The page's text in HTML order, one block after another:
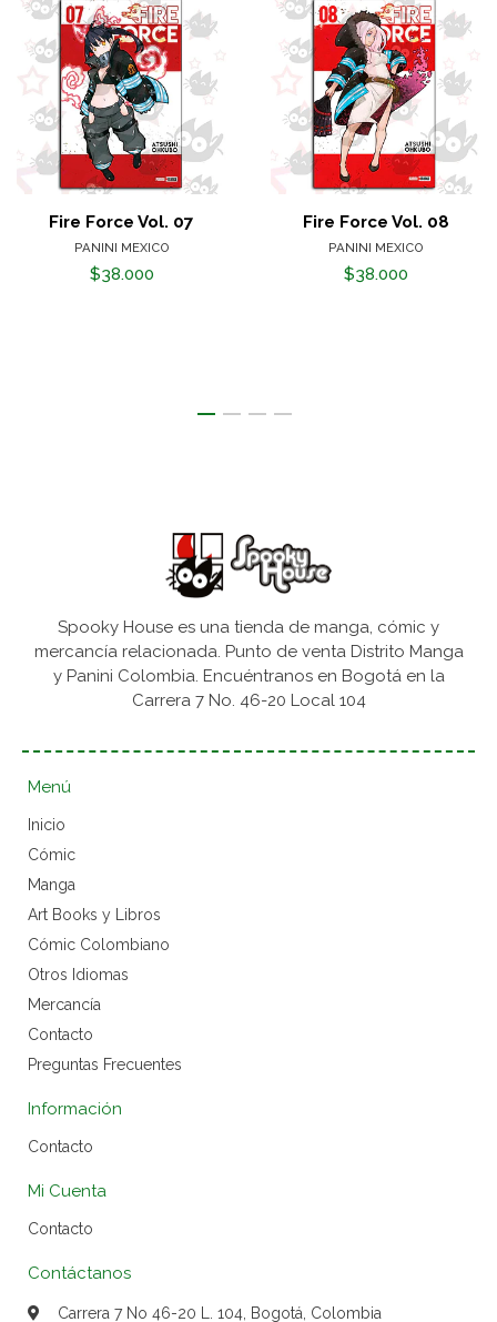
Fire Force Vol. 07
PANINI MEXICO
$38.000
Fire Force Vol. 08
PANINI MEXICO
$38.000
Spooky House es una tienda de manga, cómic y
mercancía relacionada. Punto de venta Distrito Manga
y Panini Colombia. Encuéntranos en Bogotá en la
Carrera 7 No. 46-20 Local 104
Menú
Inicio
Cómic
Manga
Art Books y Libros
Cómic Colombiano
Otros Idiomas
Mercancía
Contacto
Preguntas Frecuentes
Información
Contacto
Mi Cuenta
Contacto
Contáctanos
Carrera 7 No 46-20 L. 104, Bogotá, Colombia